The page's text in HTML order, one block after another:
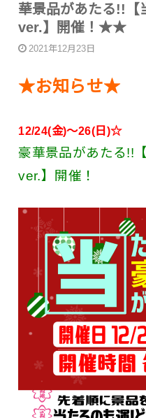
華景品があたる!!【
ver.】開催！★★
2021年12月23日
★お知らせ★
12/24(金)～26(日)☆
豪華景品があたる!!
ver.】開催！